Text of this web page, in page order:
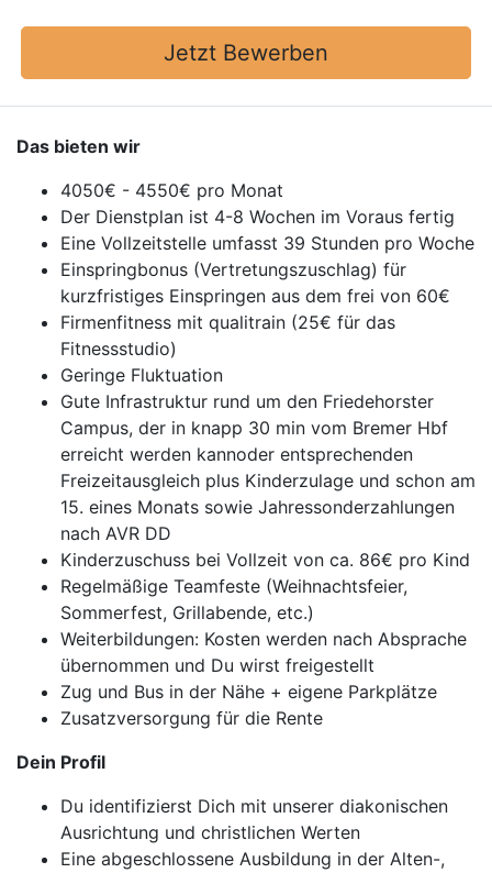
Jetzt Bewerben
Das bieten wir
4050€ - 4550€ pro Monat
Der Dienstplan ist 4-8 Wochen im Voraus fertig
Eine Vollzeitstelle umfasst 39 Stunden pro Woche
Einspringbonus (Vertretungszuschlag) für
kurzfristiges Einspringen aus dem frei von 60€
Firmenfitness mit qualitrain (25€ für das
Fitnessstudio)
Geringe Fluktuation
Gute Infrastruktur rund um den Friedehorster
Campus, der in knapp 30 min vom Bremer Hbf
erreicht werden kannoder entsprechenden
Freizeitausgleich plus Kinderzulage und schon am
15. eines Monats sowie Jahressonderzahlungen
nach AVR DD
Kinderzuschuss bei Vollzeit von ca. 86€ pro Kind
Regelmäßige Teamfeste (Weihnachtsfeier,
Sommerfest, Grillabende, etc.)
Weiterbildungen: Kosten werden nach Absprache
übernommen und Du wirst freigestellt
Zug und Bus in der Nähe + eigene Parkplätze
Zusatzversorgung für die Rente
Dein Profil
Du identifizierst Dich mit unserer diakonischen
Ausrichtung und christlichen Werten
Eine abgeschlossene Ausbildung in der Alten-,